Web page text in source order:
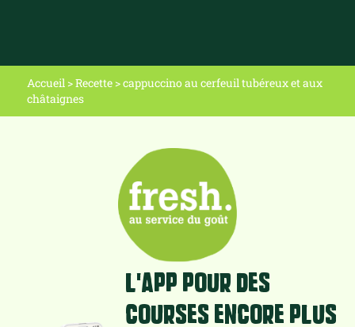
Accueil >Recette>cappuccino au cerfeuil tubéreux et aux
châtaignes
L'app pour des
courses encore plus